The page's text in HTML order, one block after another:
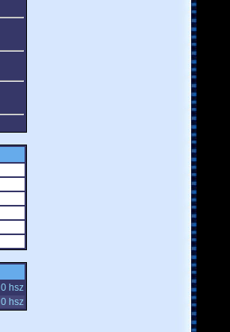
0 hsz
0 hsz